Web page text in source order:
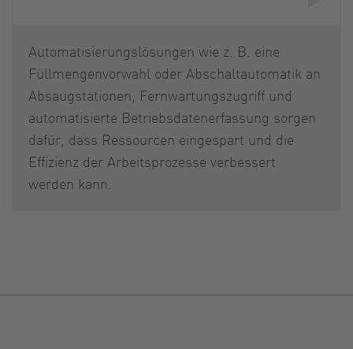
Automatisierungslösungen wie z. B. eine
Füllmengenvorwahl oder Abschaltautomatik an
Absaugstationen, Fernwartungszugriff und
automatisierte Betriebsdatenerfassung sorgen
dafür, dass Ressourcen eingespart und die
Effizienz der Arbeitsprozesse verbessert
werden kann.